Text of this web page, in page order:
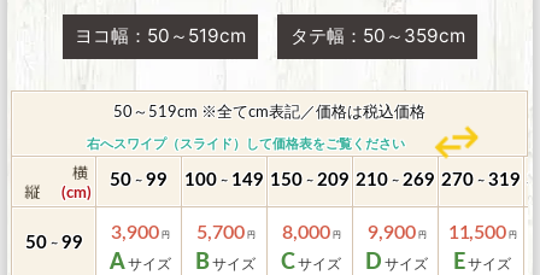
ヨコ幅：50～519cm タテ幅：50～359cm
50～519cm ※全てcm表記／価格は税込価格
右へスワイプ（スライド）して価格表をご覧ください
50 ～ 99 100 ～ 149 150 ～ 209 210 ～ 269 270 ～ 319
50 ～ 99
3,900
A
5,700
B
8,000
C
9,900
D
11,500
E